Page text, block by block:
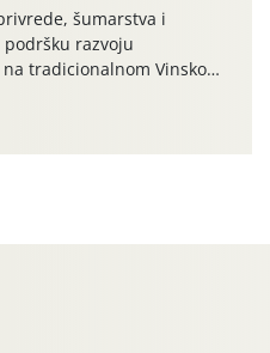
šumarstva i
razvoju
tradicionalnom Vinskom
godine u Domu vinarske
Pelješcu, u